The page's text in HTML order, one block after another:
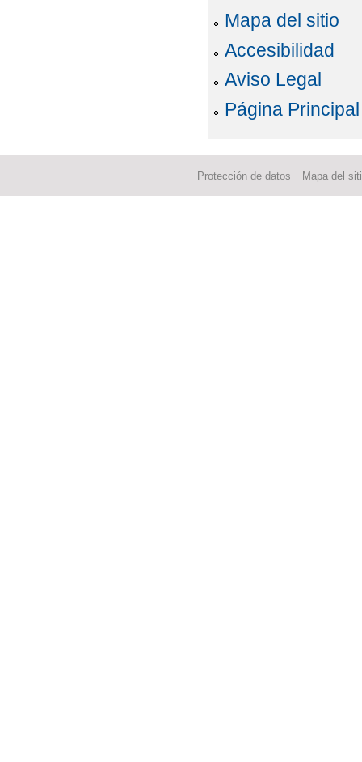
Mapa del sitio
Accesibilidad
Aviso Legal
Página Principal
Protección de datos Mapa del